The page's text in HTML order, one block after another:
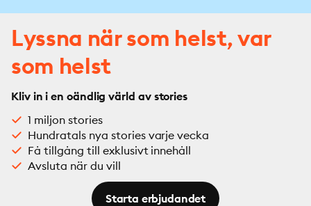
Lyssna när som helst, var
som helst
Kliv in i en oändlig värld av stories
1 miljon stories
Hundratals nya stories varje vecka
Få tillgång till exklusivt innehåll
Avsluta när du vill
Starta erbjudandet